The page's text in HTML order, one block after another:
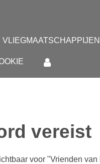
VLIEGMAATSCHAPPIJEN
vereist
voor "Vrienden